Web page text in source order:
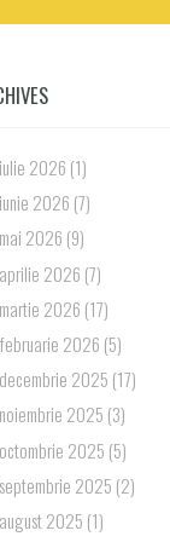
iulie 2026 (1)
iunie 2026 (7)
mai 2026 (9)
aprilie 2026 (7)
martie 2026 (17)
februarie 2026 (5)
decembrie 2025 (17)
noiembrie 2025 (3)
octombrie 2025 (5)
septembrie 2025 (2)
august 2025 (1)